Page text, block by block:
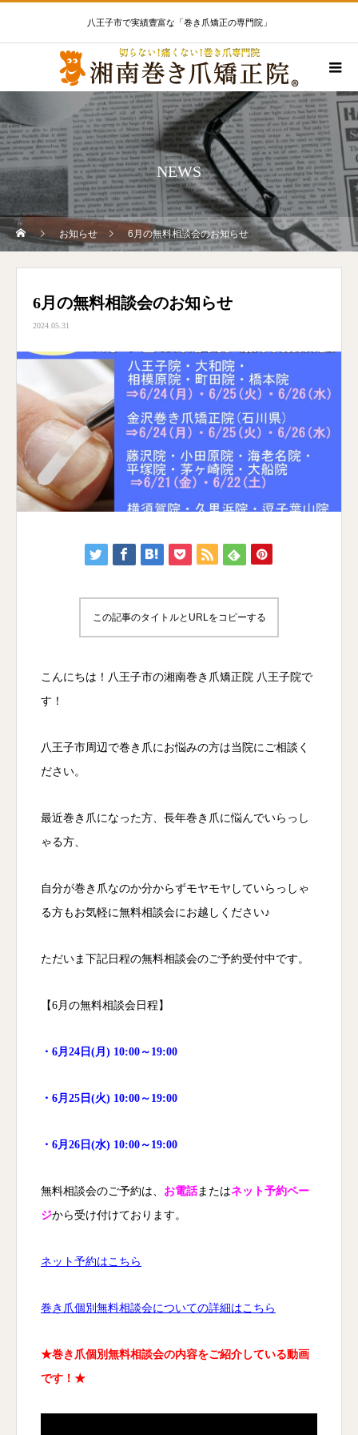
八王子市で実績豊富な「巻き爪矯正の専門院」
NEWS
お知らせ 6月の無料相談会のお知らせ
6月の無料相談会のお知らせ
2024.05.31
この記事のタイトルとURLをコピーする
こんにちは！八王子市の湘南巻き爪矯正院 八王子院で
す！
八王子市周辺で巻き爪にお悩みの方は当院にご相談く
ださい。
最近巻き爪になった方、長年巻き爪に悩んでいらっし
ゃる方、
自分が巻き爪なのか分からずモヤモヤしていらっしゃ
る方もお気軽に無料相談会にお越しください♪
ただいま下記日程の無料相談会のご予約受付中です。
【6月の無料相談会日程】
・6月24日(月) 10:00～19:00
・6月25日(火) 10:00～19:00
・6月26日(水) 10:00～19:00
無料相談会のご予約は、 お電話またはネット予約ペー
ジから受け付けております。
ネット予約はこちら
巻き爪個別無料相談会についての詳細はこちら
★巻き爪個別無料相談会の内容をご紹介している動画
です！★